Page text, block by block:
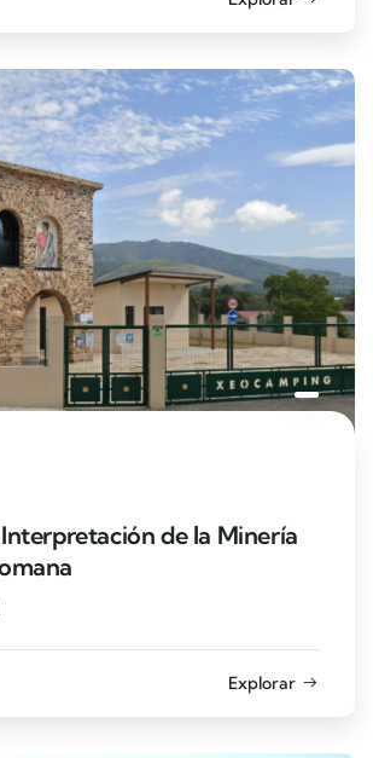
de la Minería
Explorar